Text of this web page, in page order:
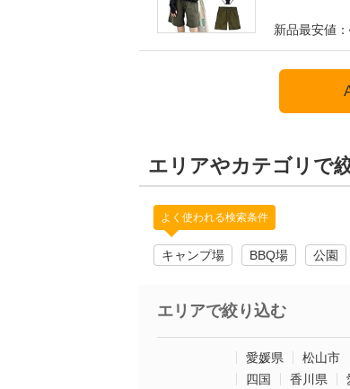
新品最安値：
エリアやカテゴリで
よく使われる検索条件
キャンプ場 BBQ場 公園
エリアで絞り込む
愛媛県
松山市
四国
香川県